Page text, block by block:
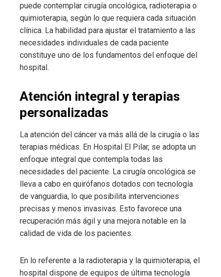
puede contemplar cirugía oncológica, radioterapia o
quimioterapia, según lo que requiera cada situación
clínica. La habilidad para ajustar el tratamiento a las
necesidades individuales de cada paciente
constituye uno de los fundamentos del enfoque del
hospital.
Atención integral y terapias
personalizadas
La atención del cáncer va más allá de la cirugía o las
terapias médicas. En Hospital El Pilar, se adopta un
enfoque integral que contempla todas las
necesidades del paciente. La cirugía oncológica se
lleva a cabo en quirófanos dotados con tecnología
de vanguardia, lo que posibilita intervenciones
precisas y menos invasivas. Esto favorece una
recuperación más ágil y una mejora notable en la
calidad de vida de los pacientes.
En lo referente a la radioterapia y la quimioterapia, el
hospital dispone de equipos de última tecnología